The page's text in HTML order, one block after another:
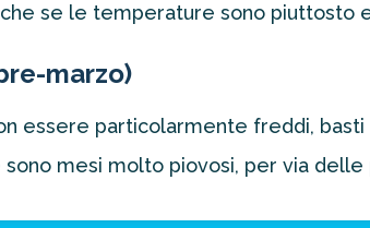
se le temperature sono piuttosto
marzo)
essere particolarmente freddi,
sono mesi molto piovosi, per via